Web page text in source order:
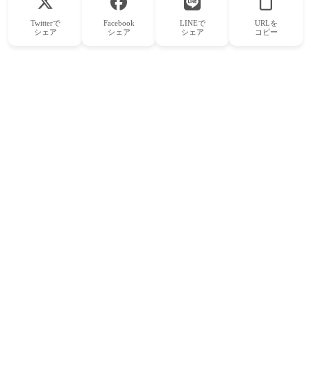
Twitterで
シェア
Facebook
シェア
LINEで
シェア
URLを
コピー